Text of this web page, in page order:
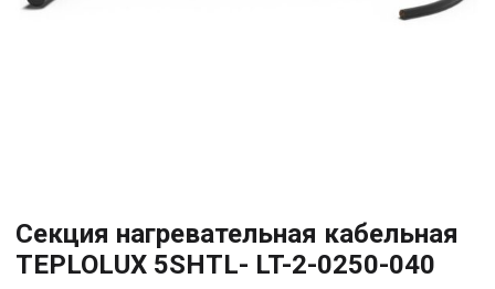
Секция нагревательная кабельная
TEPLOLUX 5SHTL- LT-2-0250-040